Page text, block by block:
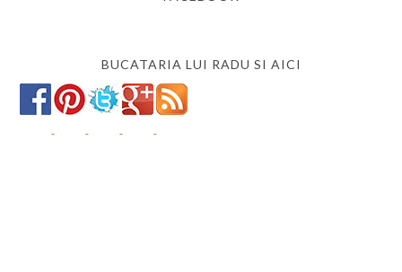
BUCATARIA LUI RADU SI AICI